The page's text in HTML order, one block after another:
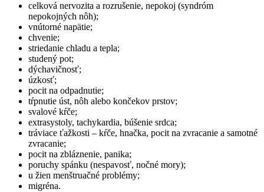
celková nervozita a rozrušenie, nepokoj (syndróm
nepokojných nôh);
vnútorné napätie;
chvenie;
striedanie chladu a tepla;
studený pot;
dýchavičnosť;
úzkosť;
pocit na odpadnutie;
tŕpnutie úst, nôh alebo končekov prstov;
svalové kŕče;
extrasystoly, tachykardia, búšenie srdca;
tráviace ťažkosti – kŕče, hnačka, pocit na zvracanie a samotné
zvracanie;
pocit na zbláznenie, panika;
poruchy spánku (nespavosť, nočné mory);
u žien menštruačné problémy;
migréna.